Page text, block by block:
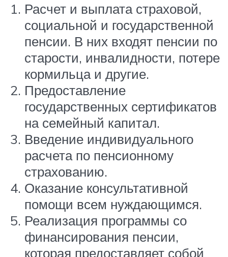
Расчет и выплата страховой,
социальной и государственной
пенсии. В них входят пенсии по
старости, инвалидности, потере
кормильца и другие.
Предоставление
государственных сертификатов
на семейный капитал.
Введение индивидуального
расчета по пенсионному
страхованию.
Оказание консультативной
помощи всем нуждающимся.
Реализация программы со
финансирования пенсии,
которая предоставляет собой